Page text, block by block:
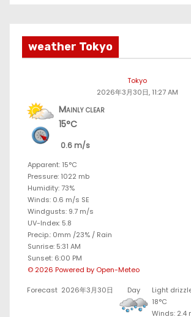
weather Tokyo
Tokyo
2026年3月30日, 11:27 AM
Mainly clear
15°C
0.6 m/s
Apparent: 15°C
Pressure: 1022 mb
Humidity: 73%
Winds: 0.6 m/s SE
Windgusts: 9.7 m/s
UV-Index: 5.8
Precip.: 0mm /23% / Rain
Sunrise: 5:31 AM
Sunset: 6:00 PM
© 2026 Powered by Open-Meteo
Forecast 2026年3月30日 Day
Light
18°C
Winds: 2.4